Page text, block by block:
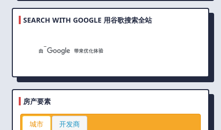
SEARCH WITH GOOGLE 用谷歌搜索全站
房产要素
城市 开发商